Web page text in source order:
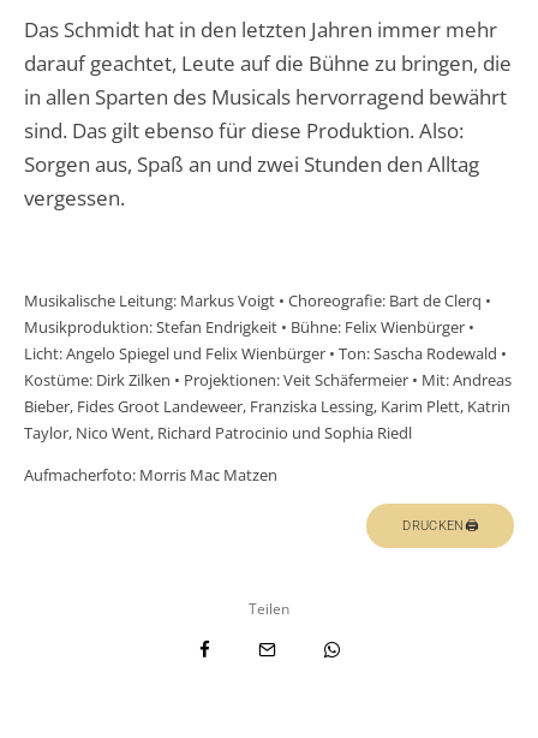
Das Schmidt hat in den letzten Jahren immer mehr
darauf geachtet, Leute auf die Bühne zu bringen, die
in allen Sparten des Musicals hervorragend bewährt
sind. Das gilt ebenso für diese Produktion. Also:
Sorgen aus, Spaß an und zwei Stunden den Alltag
vergessen.
Musikalische Leitung: Markus Voigt • Choreografie: Bart de Clerq •
Musikproduktion: Stefan Endrigkeit • Bühne: Felix Wienbürger •
Licht: Angelo Spiegel und Felix Wienbürger • Ton: Sascha Rodewald •
Kostüme: Dirk Zilken • Projektionen: Veit Schäfermeier • Mit: Andreas
Bieber, Fides Groot Landeweer, Franziska Lessing, Karim Plett, Katrin
Taylor, Nico Went, Richard Patrocinio und Sophia Riedl
Aufmacherfoto: Morris Mac Matzen
DRUCKEN🖨
Teilen